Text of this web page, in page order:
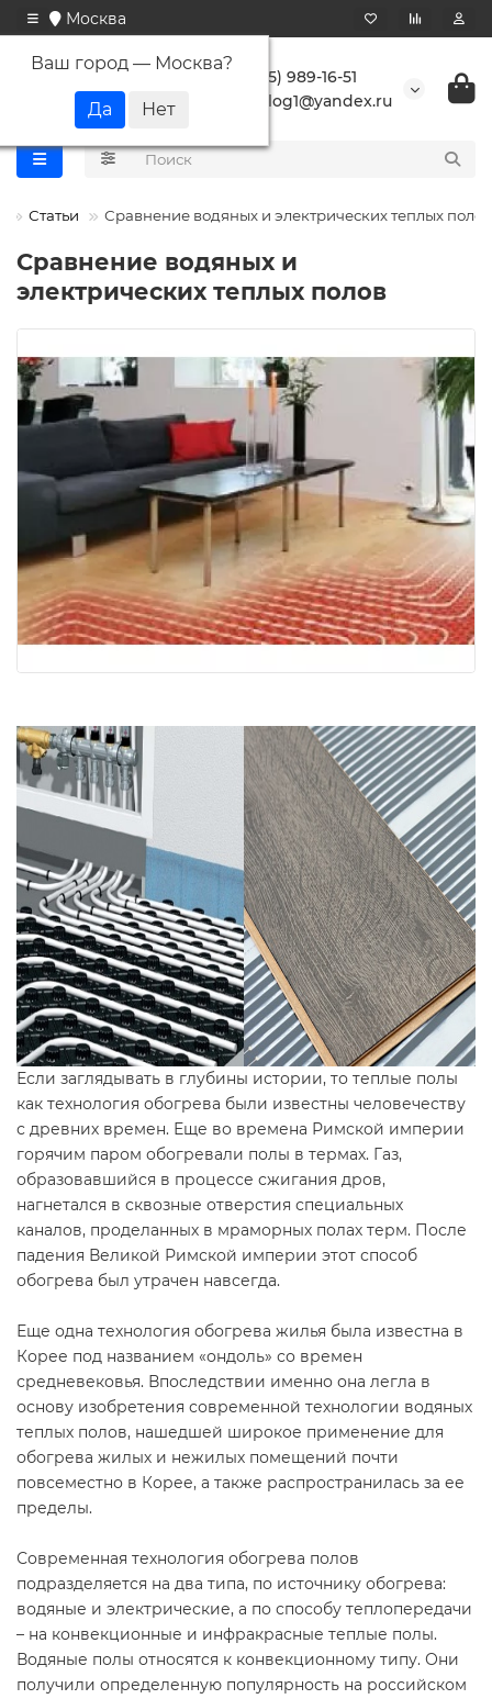
Москва
Ваш город — Москва?
+7 (495) 989-16-51
buranlog1@yandex.ru
Статьи Сравнение водяных и электрических теплых полов
Сравнение водяных и
электрических теплых полов
Если заглядывать в глубины истории, то теплые полы
как технология обогрева были известны человечеству
с древних времен. Еще во времена Римской империи
горячим паром обогревали полы в термах. Газ,
образовавшийся в процессе сжигания дров,
нагнетался в сквозные отверстия специальных
каналов, проделанных в мраморных полах терм. После
падения Великой Римской империи этот способ
обогрева был утрачен навсегда.
Еще одна технология обогрева жилья была известна в
Корее под названием «ондоль» со времен
средневековья. Впоследствии именно она легла в
основу изобретения современной технологии водяных
теплых полов, нашедшей широкое применение для
обогрева жилых и нежилых помещений почти
повсеместно в Корее, а также распространилась за ее
пределы.
Современная технология обогрева полов
подразделяется на два типа, по источнику обогрева:
водяные и электрические, а по способу теплопередачи
– на конвекционные и инфракрасные теплые полы.
Водяные полы относятся к конвекционному типу. Они
получили определенную популярность на российском